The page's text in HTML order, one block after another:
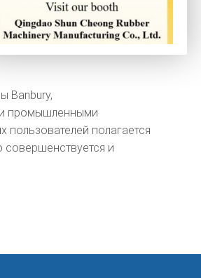
Banbury,
промышленными
полагается
и